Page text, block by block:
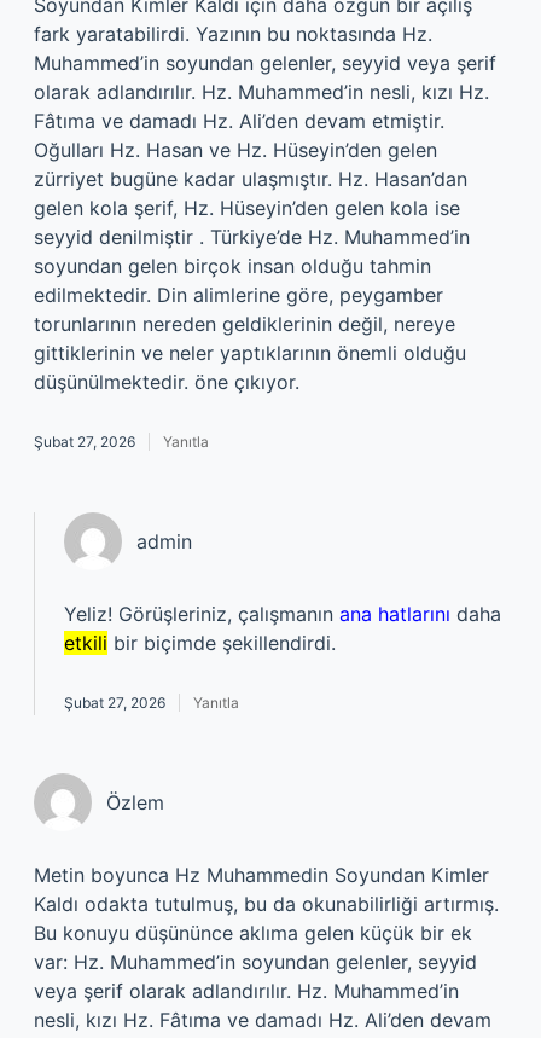
Soyundan Kimler Kaldı için daha özgün bir açılış
fark yaratabilirdi. Yazının bu noktasında Hz.
Muhammed’in soyundan gelenler, seyyid veya şerif
olarak adlandırılır. Hz. Muhammed’in nesli, kızı Hz.
Fâtıma ve damadı Hz. Ali’den devam etmiştir.
Oğulları Hz. Hasan ve Hz. Hüseyin’den gelen
zürriyet bugüne kadar ulaşmıştır. Hz. Hasan’dan
gelen kola şerif, Hz. Hüseyin’den gelen kola ise
seyyid denilmiştir . Türkiye’de Hz. Muhammed’in
soyundan gelen birçok insan olduğu tahmin
edilmektedir. Din alimlerine göre, peygamber
torunlarının nereden geldiklerinin değil, nereye
gittiklerinin ve neler yaptıklarının önemli olduğu
düşünülmektedir. öne çıkıyor.
Şubat 27, 2026 Yanıtla
admin
Yeliz! Görüşleriniz, çalışmanın ana hatlarını daha
etkili bir biçimde şekillendirdi.
Şubat 27, 2026 Yanıtla
Özlem
Metin boyunca Hz Muhammedin Soyundan Kimler
Kaldı odakta tutulmuş, bu da okunabilirliği artırmış.
Bu konuyu düşününce aklıma gelen küçük bir ek
var: Hz. Muhammed’in soyundan gelenler, seyyid
veya şerif olarak adlandırılır. Hz. Muhammed’in
nesli, kızı Hz. Fâtıma ve damadı Hz. Ali’den devam